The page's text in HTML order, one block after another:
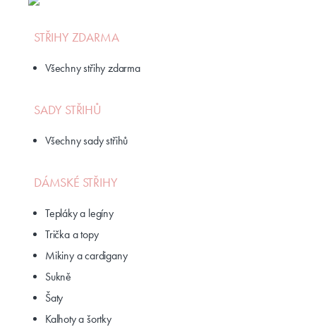
STŘIHY ZDARMA
Všechny střihy zdarma
SADY STŘIHŮ
Všechny sady střihů
DÁMSKÉ STŘIHY
Tepláky a legíny
Trička a topy
Mikiny a cardigany
Sukně
Šaty
Kalhoty a šortky